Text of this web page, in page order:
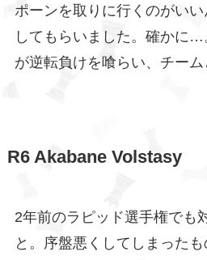
ポーンを取りに行くのがい
してもらいました。確かに
が逆転負けを喰らい、チー
R6 Akabane Volstasy
2年前のラピッド選手権でも
と。序盤悪くしてしまった